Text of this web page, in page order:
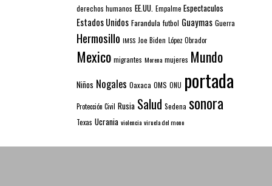
derechos humanos EE.UU. Empalme Espectaculos
Estados Unidos Farandula futbol Guaymas Guerra
Hermosillo IMSS Joe Biden López Obrador
Mexico migrantes Morena mujeres Mundo
Niños Nogales Oaxaca OMS ONU portada
Protección Civil Rusia Salud Sedena sonora
Texas Ucrania violencia viruela del mono